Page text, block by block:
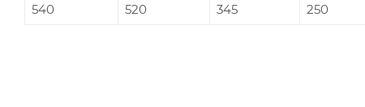
540
520 345 250